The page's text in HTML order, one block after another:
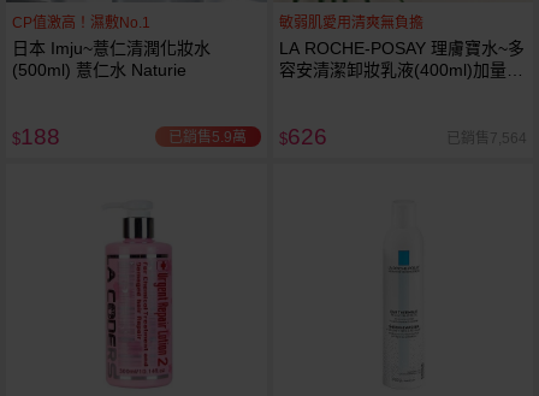
CP值激高！濕敷No.1
日本 Imju~薏仁清潤化妝水
(500ml) 薏仁水 Naturie
$188 已銷售5.9萬
敏弱肌愛用清爽無負擔
LA ROCHE-POSAY 理膚寶水~多
容安清潔卸妝乳液(400ml)加量
$626 已銷售7,564